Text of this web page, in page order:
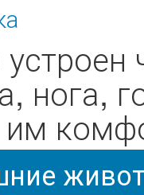
нога,